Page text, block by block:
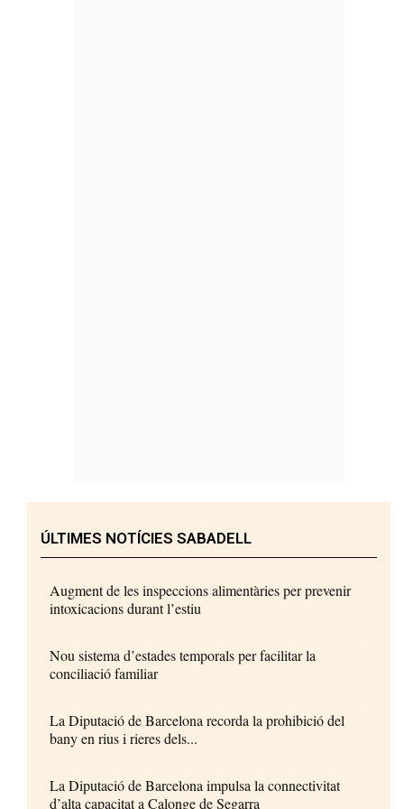
ÚLTIMES NOTÍCIES SABADELL
Augment de les inspeccions alimentàries per prevenir
intoxicacions durant l’estiu
Nou sistema d’estades temporals per facilitar la
conciliació familiar
La Diputació de Barcelona recorda la prohibició del
bany en rius i rieres dels...
La Diputació de Barcelona impulsa la connectivitat
d’alta capacitat a Calonge de Segarra